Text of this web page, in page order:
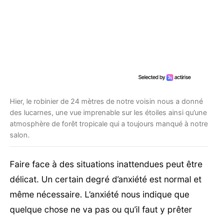
Hier, le robinier de 24 mètres de notre voisin nous a donné
des lucarnes, une vue imprenable sur les étoiles ainsi qu’une
atmosphère de forêt tropicale qui a toujours manqué à notre
salon.
Faire face à des situations inattendues peut être
délicat. Un certain degré d’anxiété est normal et
même nécessaire. L’anxiété nous indique que
quelque chose ne va pas ou qu’il faut y prêter